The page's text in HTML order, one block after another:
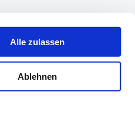
Alle zulassen
Ablehnen